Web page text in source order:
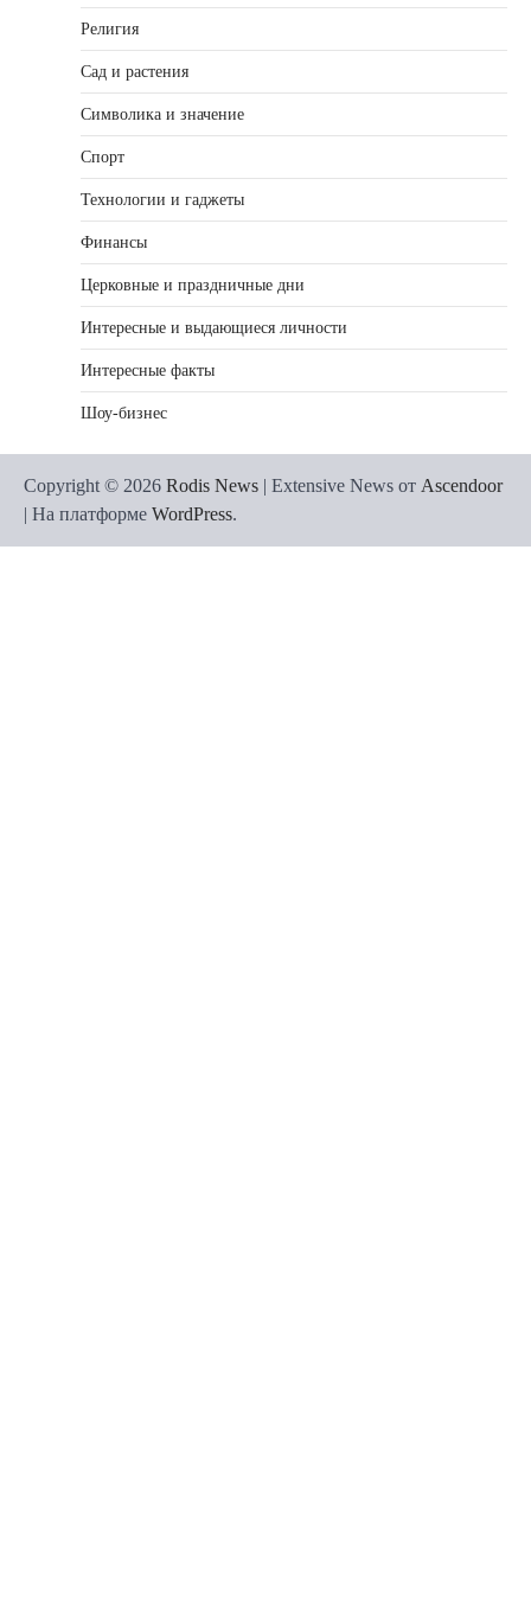
Религия
Сад и растения
Символика и значение
Спорт
Технологии и гаджеты
Финансы
Церковные и праздничные дни
Интересные и выдающиеся личности
Интересные факты
Шоу-бизнес
Copyright © 2026 Rodis News | Extensive News от Ascendoor
| На платформе WordPress.